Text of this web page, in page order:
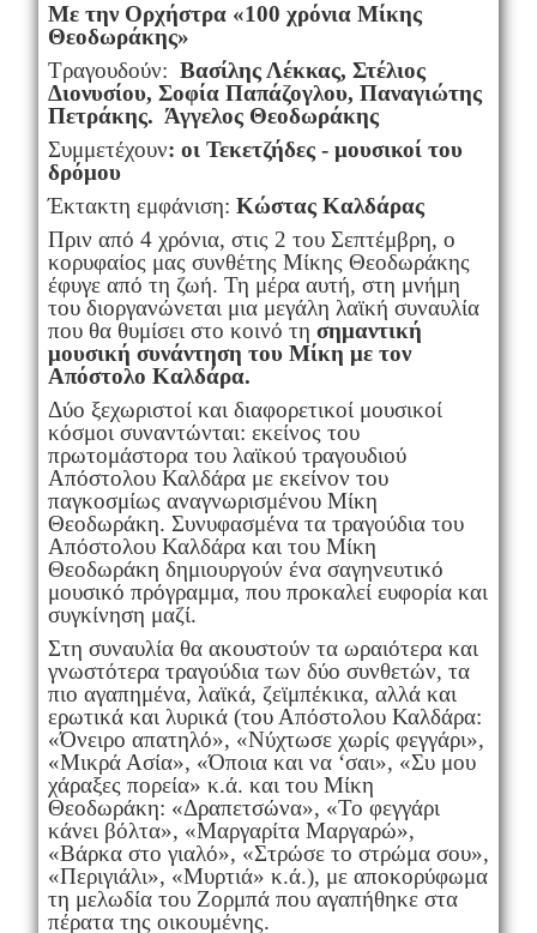
Με την Ορχήστρα «100 χρόνια Μίκης
Θεοδωράκης»
Τραγουδούν: Βασίλης Λέκκας, Στέλιος
Διονυσίου, Σοφία Παπάζογλου, Παναγιώτης
Πετράκης. Άγγελος Θεοδωράκης
Συμμετέχουν: οι Τεκετζήδες - μουσικοί του
δρόμου
Έκτακτη εμφάνιση: Κώστας Καλδάρας
Πριν από 4 χρόνια, στις 2 του Σεπτέμβρη, ο
κορυφαίος μας συνθέτης Μίκης Θεοδωράκης
έφυγε από τη ζωή. Τη μέρα αυτή, στη μνήμη
του διοργανώνεται μια μεγάλη λαϊκή συναυλία
που θα θυμίσει στο κοινό τη σημαντική
μουσική συνάντηση του Μίκη με τον
Απόστολο Καλδάρα.
Δύο ξεχωριστοί και διαφορετικοί μουσικοί
κόσμοι συναντώνται: εκείνος του
πρωτομάστορα του λαϊκού τραγουδιού
Απόστολου Καλδάρα με εκείνον του
παγκοσμίως αναγνωρισμένου Μίκη
Θεοδωράκη. Συνυφασμένα τα τραγούδια του
Απόστολου Καλδάρα και του Μίκη
Θεοδωράκη δημιουργούν ένα σαγηνευτικό
μουσικό πρόγραμμα, που προκαλεί ευφορία και
συγκίνηση μαζί.
Στη συναυλία θα ακουστούν τα ωραιότερα και
γνωστότερα τραγούδια των δύο συνθετών, τα
πιο αγαπημένα, λαϊκά, ζεϊμπέκικα, αλλά και
ερωτικά και λυρικά (του Απόστολου Καλδάρα:
«Όνειρο απατηλό», «Νύχτωσε χωρίς φεγγάρι»,
«Μικρά Ασία», «Όποια και να ‘σαι», «Συ μου
χάραξες πορεία» κ.ά. και του Μίκη
Θεοδωράκη: «Δραπετσώνα», «Το φεγγάρι
κάνει βόλτα», «Μαργαρίτα Μαργαρώ»,
«Βάρκα στο γιαλό», «Στρώσε το στρώμα σου»,
«Περιγιάλι», «Μυρτιά» κ.ά.), με αποκορύφωμα
τη μελωδία του Ζορμπά που αγαπήθηκε στα
πέρατα της οικουμένης.